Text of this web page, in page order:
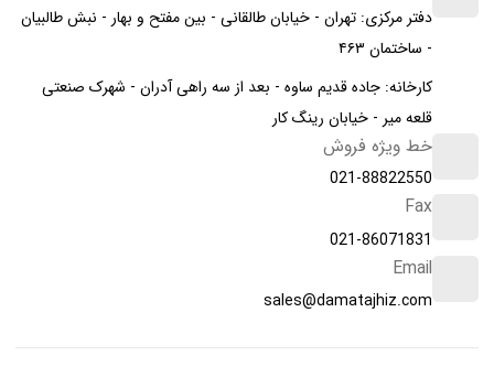
دفتر مرکزی: تهران - خیابان طالقانی - بین مفتح و بهار - نبش طالبیان
- ساختمان ۴۶۳
کارخانه: جاده قدیم ساوه - بعد از سه راهی آدران - شهرک صنعتی
قلعه میر - خیابان رینگ کار
خط ویژه فروش
021-88822550
Fax
021-86071831
Email
sales@damatajhiz.com